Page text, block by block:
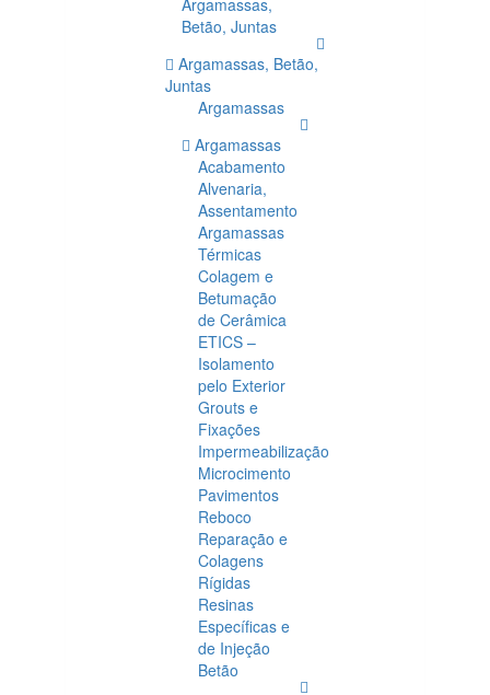
Argamassas,
Betão, Juntas
Argamassas, Betão,
Juntas
Argamassas
Argamassas
Acabamento
Alvenaria,
Assentamento
Argamassas
Térmicas
Colagem e
Betumação
de Cerâmica
ETICS –
Isolamento
pelo Exterior
Grouts e
Fixações
Impermeabilização
Microcimento
Pavimentos
Reboco
Reparação e
Colagens
Rígidas
Resinas
Específicas e
de Injeção
Betão